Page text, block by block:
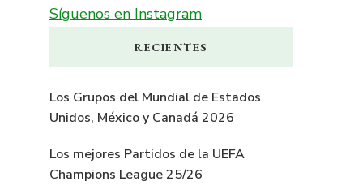
Síguenos en Instagram
RECIENTES
Los Grupos del Mundial de Estados
Unidos, México y Canadá 2026
Los mejores Partidos de la UEFA
Champions League 25/26